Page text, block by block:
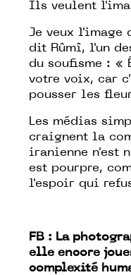
Ils veulent
Je veux l'image
dit Rûmî, l'un
du soufisme : «
votre voix, car
pousser les
Les médias
craignent la
iranienne n'est
est pourpre,
l'espoir qui
FB : La
elle encore
complexité